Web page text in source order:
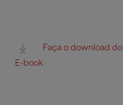
Faça o download do
E-book